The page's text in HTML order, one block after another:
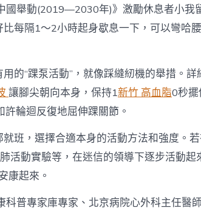
國舉動(2019—2030年)》激勵休息者小我
每隔1～2小時起身歇息一下，可以彎哈
的“踝泵活動”，就像踩縫紉機的舉措。詳
讓腳尖朝向本身，保持1新竹 高血脂0秒擺
輪迴反復地屈伸踝關節。
班，選擇合適本身的活動方法和強度。
活動實驗等，在迷信的領導下逐步活動起
康起來。
科普專家庫專家、北京病院心外科主任醫師